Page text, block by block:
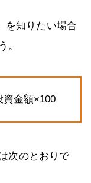
を知りたい場合
。
資金額×100
次のとおりで